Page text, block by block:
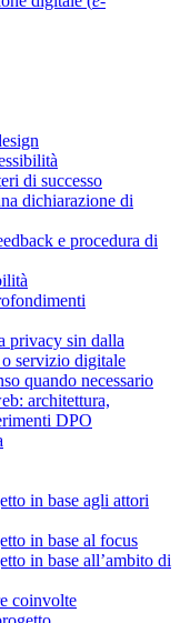
di successo
dichiarazione di
e procedura di
privacy sin dalla
servizio digitale
quando necessario
architettura,
DPO
in base agli attori
in base al focus
in base all’ambito di
coinvolte